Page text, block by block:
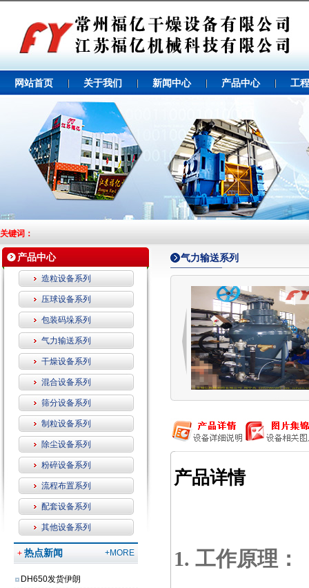
网站首页 关于我们 新闻中心 产品中心 工
关键词：
产品中心
造粒设备系列
压球设备系列
包装码垛系列
气力输送系列
干燥设备系列
混合设备系列
筛分设备系列
制粒设备系列
除尘设备系列
粉碎设备系列
流程布置系列
配套设备系列
其他设备系列
+MORE
+ 热点新闻
DH650发货伊朗
气力输送系列
产品详情
1. 工作原理：